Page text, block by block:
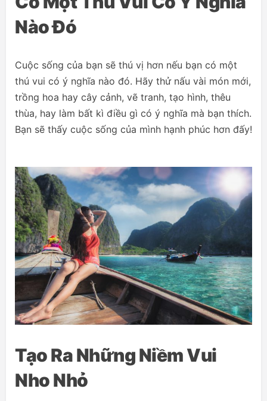
Nào Đó
Cuộc sống của bạn sẽ thú vị hơn nếu bạn có một
thú vui có ý nghĩa nào đó. Hãy thử nấu vài món mới,
trồng hoa hay cây cảnh, vẽ tranh, tạo hình, thêu
thùa, hay làm bất kì điều gì có ý nghĩa mà bạn thích.
Bạn sẽ thấy cuộc sống của mình hạnh phúc hơn đấy!
Tạo Ra Những Niềm Vui
Nho Nhỏ